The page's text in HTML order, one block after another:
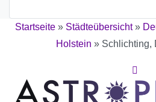
Startseite » Städteübersicht»
Holstein » Schlichting,